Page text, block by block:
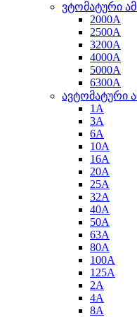
ვტომატური
2000A
2500A
3200A
4000A
5000A
6300A
ავტომატური
1A
3A
6A
10A
16A
20A
25A
32A
40A
50A
63A
80A
100A
125A
2A
4A
8A